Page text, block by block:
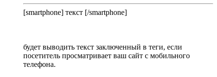
[smartphone] текст [/smartphone]
будет выводить текст заключенный в теги, если
посетитель просматривает ваш сайт с мобильного
телефона.